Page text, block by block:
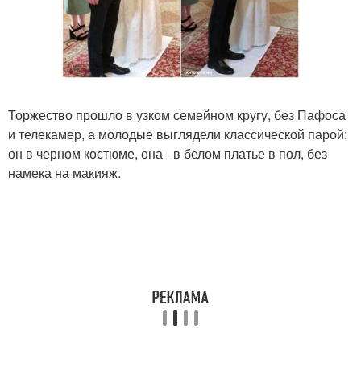
Торжество прошло в узком семейном кругу, без Пафоса
и телекамер, а молодые выглядели классической парой:
он в черном костюме, она - в белом платье в пол, без
намека на макияж.